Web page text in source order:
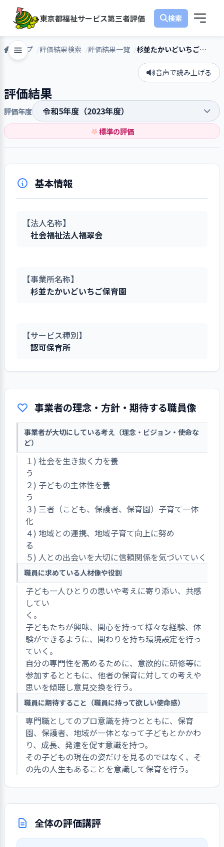
東京都福祉サービス第三者評価
トップ 評価結果検索 評価結果一覧 杉並たかいどいちご保育園
音声で読み上げる
評価結果
評価年度
標準の評価
基本情報
【法人名称】
社会福祉法人福翠会
【事業所名称】
杉並たかいどいちご保育園
【サービス種別】
認可保育所
事業者の理念・方針・期待する職員像
事業者が大切にしている考え（理念・ビジョン・使命な
ど）
１) 社会を生き抜く力を養
２) 子どもの主体性を養
３) 三者（こども、保護者、保育園）子育て一体
４) 地域との連携、地域子育て向上に努め
５) 人との出会いを大切に信頼関係を気づいていく
職員に求めている人材像や役割
子ども一人ひとりの思いや考えに寄り添い、共感
してい
子どもたちが興味、関心を持って様々な経験、体
験ができるように、関わりを持ち環境設定を行っ
ていく。
自分の専門性を高めるために、意欲的に研修等に
参加するとともに、他者の保育に対しての考えや
思いを傾聴し意見交換を行う。
職員に期待すること（職員に持って欲しい使命感）
専門職としてのプロ意識を持つとともに、保育
園、保護者、地域が一体となって子どもとかかわ
り、成長、発達を促す意識を持つ。
その子どもの現在の姿だけを見るのではなく、そ
の先の人生もあることを意識して保育を行う。
全体の評価講評